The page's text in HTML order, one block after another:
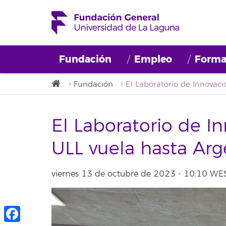
Fundación Empleo
Fundación
El Laboratorio de
ULL vuela hasta
viernes 13 de octubre de 2023 - 10:10